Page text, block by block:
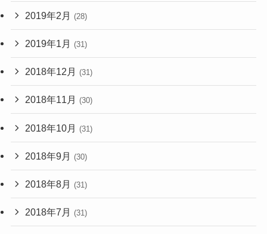
2019年2月 (28)
2019年1月 (31)
2018年12月 (31)
2018年11月 (30)
2018年10月 (31)
2018年9月 (30)
2018年8月 (31)
2018年7月 (31)